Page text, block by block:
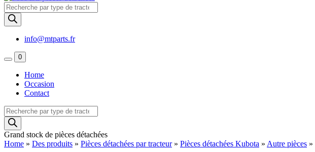
Recherche
de
produits
info@mtparts.fr
0
Home
Occasion
Contact
Recherche
de
produits
Grand stock de pièces détachées
Home » Des produits » Pièces détachées par tracteur» Pièces détachées Kubota » Autre pièces »